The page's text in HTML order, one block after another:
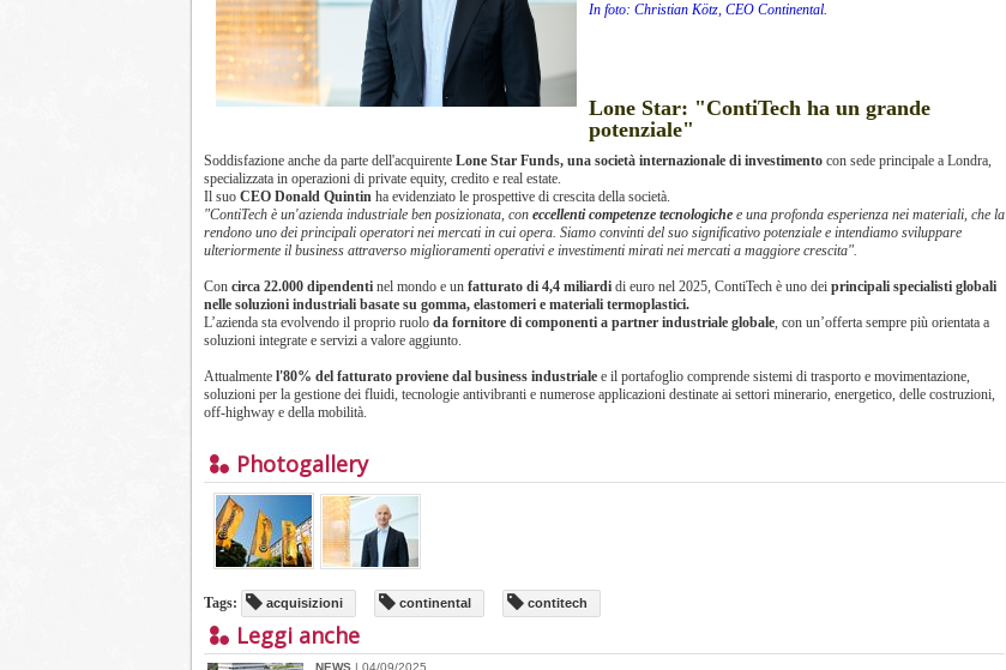
In foto: Christian Kötz, CEO Continental.
Lone Star: "ContiTech ha un grande
potenziale"
Soddisfazione anche da parte dell'acquirente Lone Star Funds, una società internazionale di investimento con sede principale a Londra,
specializzata in operazioni di private equity, credito e real estate.
Il suo CEO Donald Quintin ha evidenziato le prospettive di crescita della società.
"ContiTech è un'azienda industriale ben posizionata, con eccellenti competenze tecnologiche e una profonda esperienza nei materiali, che la
rendono uno dei principali operatori nei mercati in cui opera. Siamo convinti del suo significativo potenziale e intendiamo sviluppare
ulteriormente il business attraverso miglioramenti operativi e investimenti mirati nei mercati a maggiore crescita".
Con circa 22.000 dipendenti nel mondo e un fatturato di 4,4 miliardi di euro nel 2025, ContiTech è uno dei principali specialisti globali
nelle soluzioni industriali basate su gomma, elastomeri e materiali termoplastici.
L’azienda sta evolvendo il proprio ruolo da fornitore di componenti a partner industriale globale, con un’offerta sempre più orientata a
soluzioni integrate e servizi a valore aggiunto.
Attualmente l'80% del fatturato proviene dal business industriale e il portafoglio comprende sistemi di trasporto e movimentazione,
soluzioni per la gestione dei fluidi, tecnologie antivibranti e numerose applicazioni destinate ai settori minerario, energetico, delle costruzioni,
off-highway e della mobilità.
Photogallery
Tags: acquisizioni continental contitech
Leggi anche
NEWS | 04/09/2025